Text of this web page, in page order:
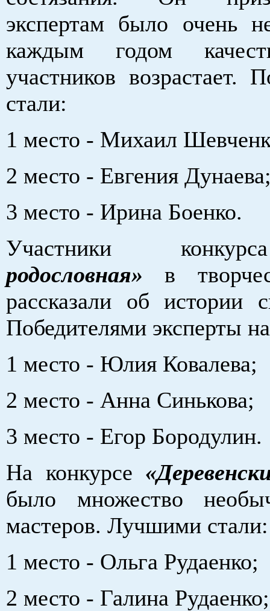
экспертам было очень
каждым годом
участников возрастает.
стали:
1 место - Михаил
2 место - Евгения
3 место - Ирина Боенко.
Участники
родословная» в
рассказали об истории
Победителями эксперты
1 место - Юлия Ковалева;
2 место - Анна Синькова;
3 место - Егор Бородулин.
На конкурсе
было множество
мастеров. Лучшими стали:
1 место - Ольга Рудаенко;
2 место - Галина Рудаенко;